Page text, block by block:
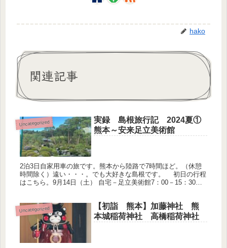
hako
関連記事
Uncategorized
実録 島根旅行記 2024夏①
熊本～安来足立美術館
2泊3日自家用車の旅です。熊本から陸路で7時間ほど。（休憩
時間除く）遠い・・・。でも大好きな島根です。 初日の行程
はこちら。9月14日（土） 自宅－足立美術館7：00－15：30足
Uncategorized
【初詣 熊本】加藤神社 熊
本城稲荷神社 高橋稲荷神社